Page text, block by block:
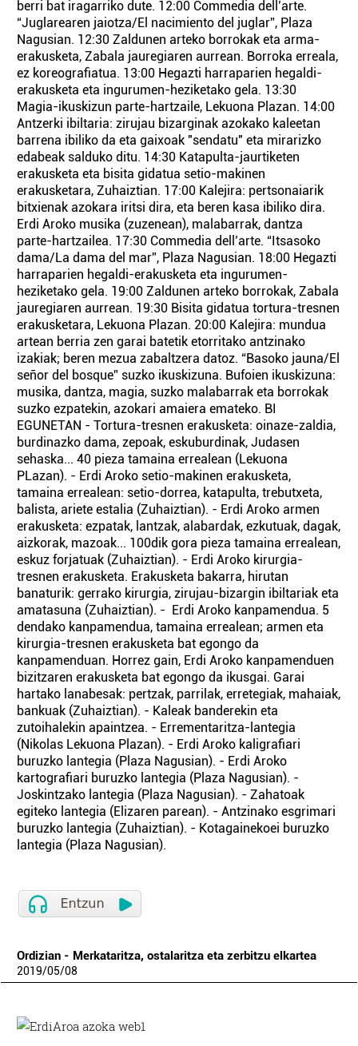
berri bat iragarriko dute. 12:00 Commedia dell’arte.
“Juglarearen jaiotza/El nacimiento del juglar”, Plaza
Nagusian. 12:30 Zaldunen arteko borrokak eta arma-
erakusketa, Zabala jauregiaren aurrean. Borroka erreala,
ez koreografiatua. 13:00 Hegazti harraparien hegaldi-
erakusketa eta ingurumen-heziketako gela. 13:30
Magia-ikuskizun parte-hartzaile, Lekuona Plazan. 14:00
Antzerki ibiltaria: zirujau bizarginak azokako kaleetan
barrena ibiliko da eta gaixoak "sendatu" eta mirarizko
edabeak salduko ditu. 14:30 Katapulta-jaurtiketen
erakusketa eta bisita gidatua setio-makinen
erakusketara, Zuhaiztian. 17:00 Kalejira: pertsonaiarik
bitxienak azokara iritsi dira, eta beren kasa ibiliko dira.
Erdi Aroko musika (zuzenean), malabarrak, dantza
parte-hartzailea. 17:30 Commedia dell’arte. “Itsasoko
dama/La dama del mar”, Plaza Nagusian. 18:00 Hegazti
harraparien hegaldi-erakusketa eta ingurumen-
heziketako gela. 19:00 Zaldunen arteko borrokak, Zabala
jauregiaren aurrean. 19:30 Bisita gidatua tortura-tresnen
erakusketara, Lekuona Plazan. 20:00 Kalejira: mundua
artean berria zen garai batetik etorritako antzinako
izakiak; beren mezua zabaltzera datoz. “Basoko jauna/El
señor del bosque” suzko ikuskizuna. Bufoien ikuskizuna:
musika, dantza, magia, suzko malabarrak eta borrokak
suzko ezpatekin, azokari amaiera emateko. BI
EGUNETAN - Tortura-tresnen erakusketa: oinaze-zaldia,
burdinazko dama, zepoak, eskuburdinak, Judasen
sehaska... 40 pieza tamaina errealean (Lekuona
PLazan). - Erdi Aroko setio-makinen erakusketa,
tamaina errealean: setio-dorrea, katapulta, trebutxeta,
balista, ariete estalia (Zuhaiztian). - Erdi Aroko armen
erakusketa: ezpatak, lantzak, alabardak, ezkutuak, dagak,
aizkorak, mazoak... 100dik gora pieza tamaina errealean,
eskuz forjatuak (Zuhaiztian). - Erdi Aroko kirurgia-
tresnen erakusketa. Erakusketa bakarra, hirutan
banaturik: gerrako kirurgia, zirujau-bizargin ibiltariak eta
amatasuna (Zuhaiztian). - Erdi Aroko kanpamendua. 5
dendako kanpamendua, tamaina errealean; armen eta
kirurgia-tresnen erakusketa bat egongo da
kanpamenduan. Horrez gain, Erdi Aroko kanpamenduen
bizitzaren erakusketa bat egongo da ikusgai. Garai
hartako lanabesak: pertzak, parrilak, erretegiak, mahaiak,
bankuak (Zuhaiztian). - Kaleak banderekin eta
zutoihalekin apaintzea. - Errementaritza-lantegia
(Nikolas Lekuona Plazan). - Erdi Aroko kaligrafiari
buruzko lantegia (Plaza Nagusian). - Erdi Aroko
kartografiari buruzko lantegia (Plaza Nagusian). -
Joskintzako lantegia (Plaza Nagusian). - Zahatoak
egiteko lantegia (Elizaren parean). - Antzinako esgrimari
buruzko lantegia (Zuhaiztian). - Kotagainekoei buruzko
lantegia (Plaza Nagusian).
Ordizian - Merkataritza, ostalaritza eta zerbitzu elkartea
2019/05/08